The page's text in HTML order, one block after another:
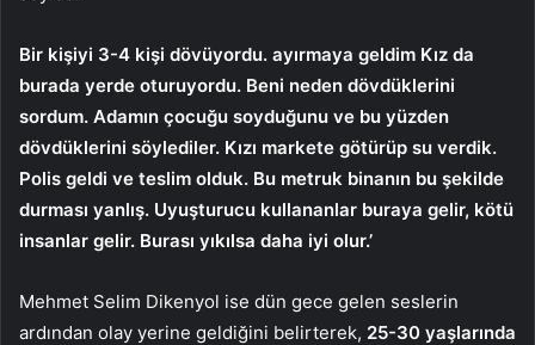
Bir kişiyi 3-4 kişi dövüyordu. ayırmaya geldim Kız da
burada yerde oturuyordu. Beni neden dövdüklerini
sordum. Adamın çocuğu soyduğunu ve bu yüzden
dövdüklerini söylediler. Kızı markete götürüp su verdik.
Polis geldi ve teslim olduk. Bu metruk binanın bu şekilde
durması yanlış. Uyuşturucu kullananlar buraya gelir, kötü
insanlar gelir. Burası yıkılsa daha iyi olur.’
Mehmet Selim Dikenyol ise dün gece gelen seslerin
ardından olay yerine geldiğini belirterek, 25-30 yaşlarında